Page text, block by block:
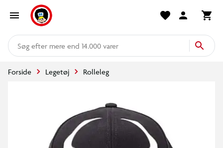
mere end 14.000 varer
Forside Legetøj Rolleleg